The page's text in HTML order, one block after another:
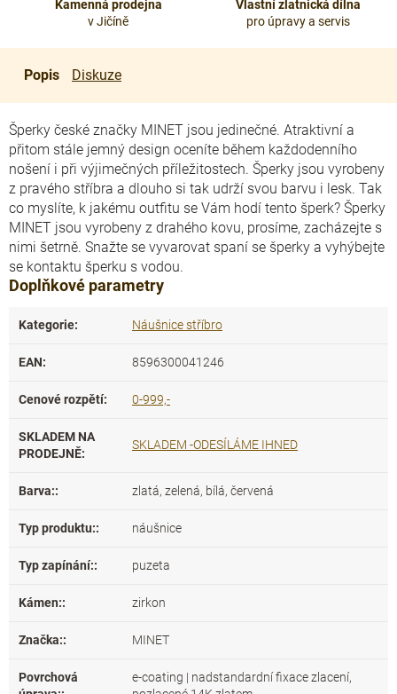
Kamenná prodejna
v Jičíně
Vlastní zlatnická dílna
pro úpravy a servis
Popis Diskuze
Šperky české značky MINET jsou jedinečné. Atraktivní a
přitom stále jemný design oceníte během každodenního
nošení i při výjimečných příležitostech. Šperky jsou vyrobeny
z pravého stříbra a dlouho si tak udrží svou barvu i lesk. Tak
co myslíte, k jakému outfitu se Vám hodí tento šperk? Šperky
MINET jsou vyrobeny z drahého kovu, prosíme, zacházejte s
nimi šetrně. Snažte se vyvarovat spaní se šperky a vyhýbejte
se kontaktu šperku s vodou.
Doplňkové parametry
Kategorie: Náušnice stříbro
EAN: 8596300041246
Cenové rozpětí: 0-999,-
SKLADEM NA
PRODEJNĚ:
SKLADEM -ODESÍLÁME IHNED
Barva:: zlatá, zelená, bílá, červená
Typ produktu:: náušnice
Typ zapínání:: puzeta
Kámen:: zirkon
Značka:: MINET
Povrchová
e-coating | nadstandardní fixace zlacení,